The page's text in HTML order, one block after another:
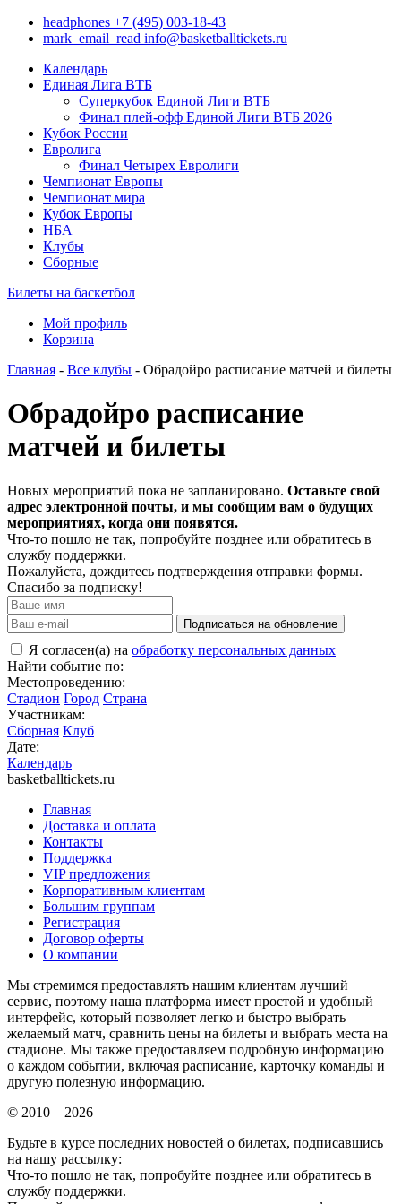
headphones +7 (495) 003-18-43
mark_email_read info@basketballtickets.ru
Календарь
Единая Лига ВТБ
Суперкубок Единой Лиги ВТБ
Финал плей-офф Единой Лиги ВТБ 2026
Кубок России
Евролига
Финал Четырех Евролиги
Чемпионат Европы
Чемпионат мира
Кубок Европы
НБА
Клубы
Сборные
Билеты на баскетбол
Мой профиль
Корзина
Главная - Все клубы - Обрадойро расписание матчей и билеты
Обрадойро расписание
матчей и билеты
Новых мероприятий пока не запланировано. Оставьте свой
адрес электронной почты, и мы сообщим вам о будущих
мероприятиях, когда они появятся.
Что-то пошло не так, попробуйте позднее или обратитесь в
службу поддержки.
Пожалуйста, дождитесь подтверждения отправки формы.
Спасибо за подписку!
Подписаться на обновление
Я согласен(а) на обработку персональных данных
Найти событие по:
Местопроведению:
Стадион Город Страна
Участникам:
Сборная Клуб
Дате:
Календарь
basketballtickets.ru
Главная
Доставка и оплата
Контакты
Поддержка
VIP предложения
Корпоративным клиентам
Большим группам
Регистрация
Договор оферты
О компании
Мы стремимся предоставлять нашим клиентам лучший
сервис, поэтому наша платформа имеет простой и удобный
интерфейс, который позволяет легко и быстро выбрать
желаемый матч, сравнить цены на билеты и выбрать места на
стадионе. Мы также предоставляем подробную информацию
о каждом событии, включая расписание, карточку команды и
другую полезную информацию.
© 2010—2026
Будьте в курсе последних новостей о билетах, подписавшись
на нашу рассылку:
Что-то пошло не так, попробуйте позднее или обратитесь в
службу поддержки.